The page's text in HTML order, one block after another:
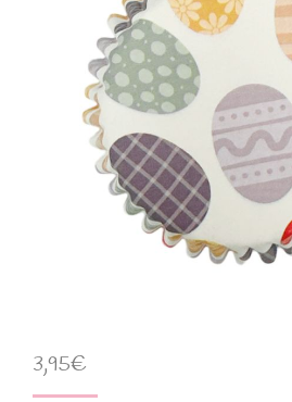
3,95€